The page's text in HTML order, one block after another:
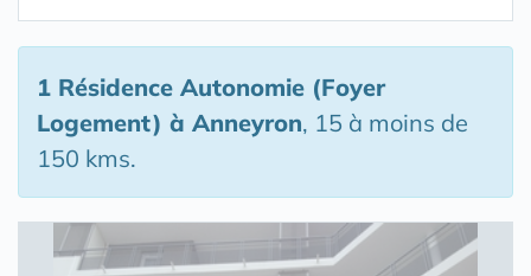
1 Résidence Autonomie (Foyer
Logement) à Anneyron, 15 à moins de
150 kms.